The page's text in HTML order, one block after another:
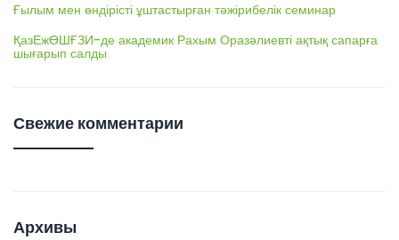
Ғылым мен өндірісті ұштастырған тәжірибелік семинар
ҚазЕжӨШҒЗИ-де академик Рахым Оразәлиевті ақтық сапарға
шығарып салды
Свежие комментарии
Архивы